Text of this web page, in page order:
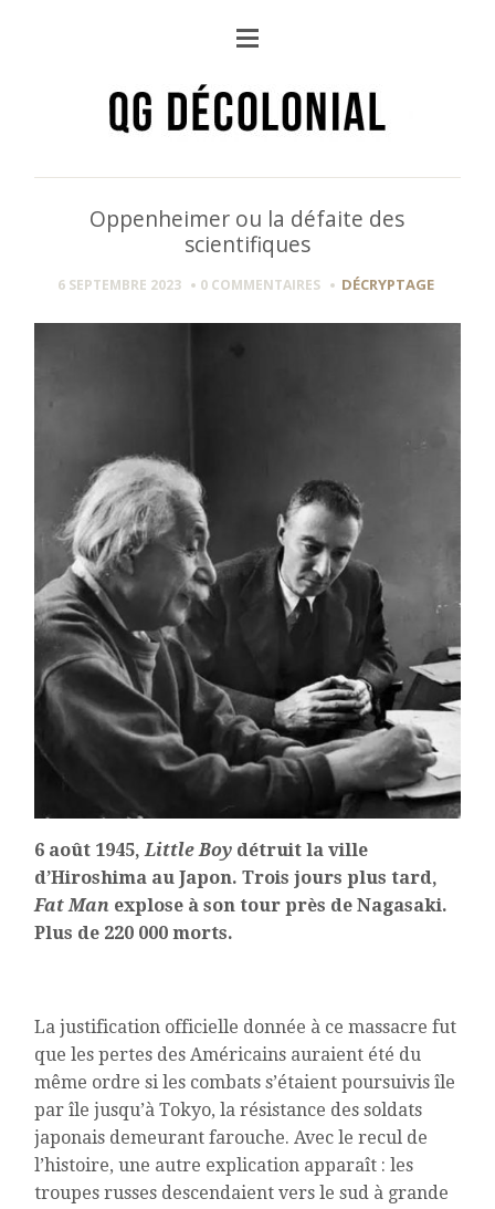
Oppenheimer ou la défaite des
scientifiques
6 SEPTEMBRE 2023 0 COMMENTAIRES DÉCRYPTAGE
6 août 1945,Little Boy détruit la ville
d’Hiroshima au Japon. Trois jours plus tard,
Fat Man explose à son tour près de Nagasaki.
Plus de 220 000 morts.
La justification officielle donnée à ce massacre fut
que les pertes des Américains auraient été du
même ordre si les combats s’étaient poursuivis île
par île jusqu’à Tokyo, la résistance des soldats
japonais demeurant farouche. Avec le recul de
l’histoire, une autre explication apparaît : les
troupes russes descendaient vers le sud à grande